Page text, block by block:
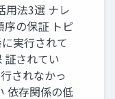
用法3選 ナレ
序の保証 トピ
実行されて
証されてい
されなかっ
依存関係の低